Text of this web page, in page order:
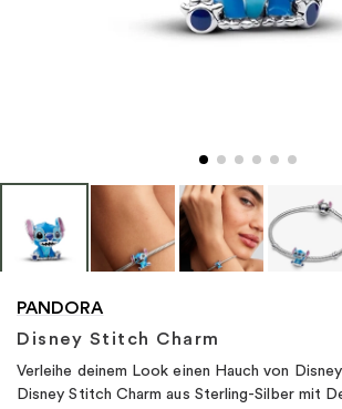
PANDORA
Disney Stitch Charm
Verleihe deinem Look einen Hauch von
Disney Stitch Charm aus Sterling-Silber mit